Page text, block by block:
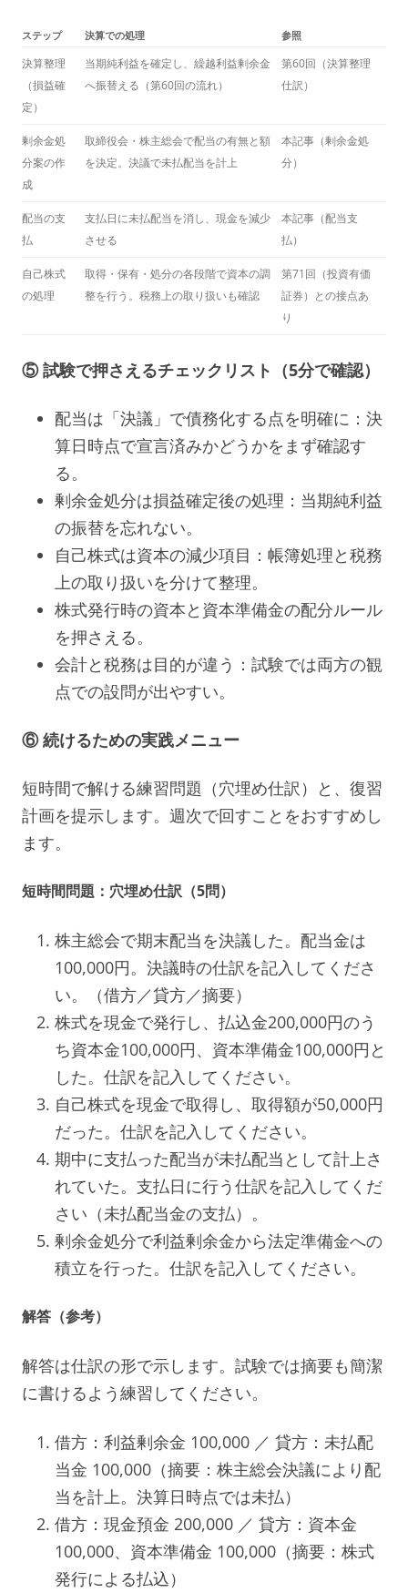
ステップ 決算での処理 参照
決算整理
（損益確
定）
当期純利益を確定し、繰越利益剰余金
へ振替える（第60回の流れ）
第60回（決算整理
仕訳）
剰余金処
分案の作
成
取締役会・株主総会で配当の有無と額
を決定。決議で未払配当を計上
本記事（剰余金処
分）
配当の支
払
支払日に未払配当を消し、現金を減少
させる
本記事（配当支
払）
自己株式
の処理
取得・保有・処分の各段階で資本の調
整を行う。税務上の取り扱いも確認
第71回（投資有価
証券）との接点あ
り
⑤ 試験で押さえるチェックリスト（5分で確認）
配当は「決議」で債務化する点を明確に：決
算日時点で宣言済みかどうかをまず確認す
る。
剰余金処分は損益確定後の処理：当期純利益
の振替を忘れない。
自己株式は資本の減少項目：帳簿処理と税務
上の取り扱いを分けて整理。
株式発行時の資本と資本準備金の配分ルール
を押さえる。
会計と税務は目的が違う：試験では両方の観
点での設問が出やすい。
⑥ 続けるための実践メニュー
短時間で解ける練習問題（穴埋め仕訳）と、復習
計画を提示します。週次で回すことをおすすめし
ます。
短時間問題：穴埋め仕訳（5問）
株主総会で期末配当を決議した。配当金は
100,000円。決議時の仕訳を記入してくださ
い。（借方／貸方／摘要）
株式を現金で発行し、払込金200,000円のう
ち資本金100,000円、資本準備金100,000円と
した。仕訳を記入してください。
自己株式を現金で取得し、取得額が50,000円
だった。仕訳を記入してください。
期中に支払った配当が未払配当として計上さ
れていた。支払日に行う仕訳を記入してくだ
さい（未払配当金の支払）。
剰余金処分で利益剰余金から法定準備金への
積立を行った。仕訳を記入してください。
解答（参考）
解答は仕訳の形で示します。試験では摘要も簡潔
に書けるよう練習してください。
借方：利益剰余金 100,000 ／ 貸方：未払配
当金 100,000（摘要：株主総会決議により配
当を計上。決算日時点では未払）
借方：現金預金 200,000 ／ 貸方：資本金
100,000、資本準備金 100,000（摘要：株式
発行による払込）